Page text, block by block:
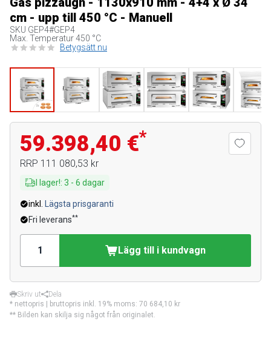
cm - upp till 450 °C - Manuell
SKU GEP4#GEP4
Max. Temperatur 450 °C
Betygsätt nu
59.398,40 €*
RRP 111 080,53 kr
I lager!: 3 - 6 dagar
inkl.
Lägsta prisgaranti
Fri leverans**
Lägg till i kundvagn
Skriv ut
Dela
* nettopris | bruttopris inkl. 19% moms: 70 684,10 kr
** Bilden kan skilja sig något från originalet.